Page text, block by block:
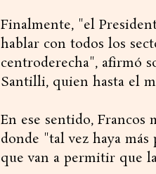
Finalmente, "el
hablar con todos los
centroderecha", afirmó
Santilli, quien hasta el
En ese sentido,
donde "tal vez haya
que van a permitir que